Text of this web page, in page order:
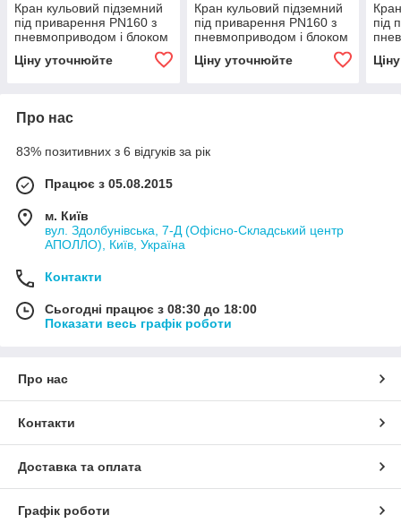
Кран кульовий підземний
під приварення РN160 з
пневмоприводом і блоком
Ціну уточнюйте
Кран кульовий підземний
під приварення РN160 з
пневмоприводом і блоком
Ціну уточнюйте
під
Про нас
83% позитивних з 6 відгуків за рік
Працює з 05.08.2015
м. Київ
вул. Здолбунівська, 7-Д (Офісно-Складський центр
АПОЛЛО), Київ, Україна
Контакти
Сьогодні працює з 08:30 до 18:00
Показати весь графік роботи
Про нас
Контакти
Доставка та оплата
Графік роботи